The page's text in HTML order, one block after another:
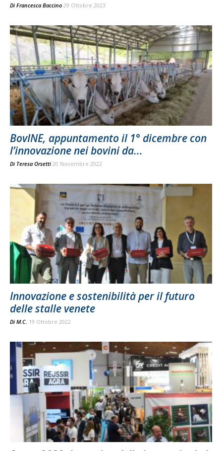
Di Francesca Baccino 29 Ottobre 2023
BovINE, appuntamento il 1° dicembre con
l’innovazione nei bovini da...
Di Teresa Orsetti 20 Novembre 2022
Innovazione e sostenibilità per il futuro
delle stalle venete
Di M.C. 19 Ottobre 2022